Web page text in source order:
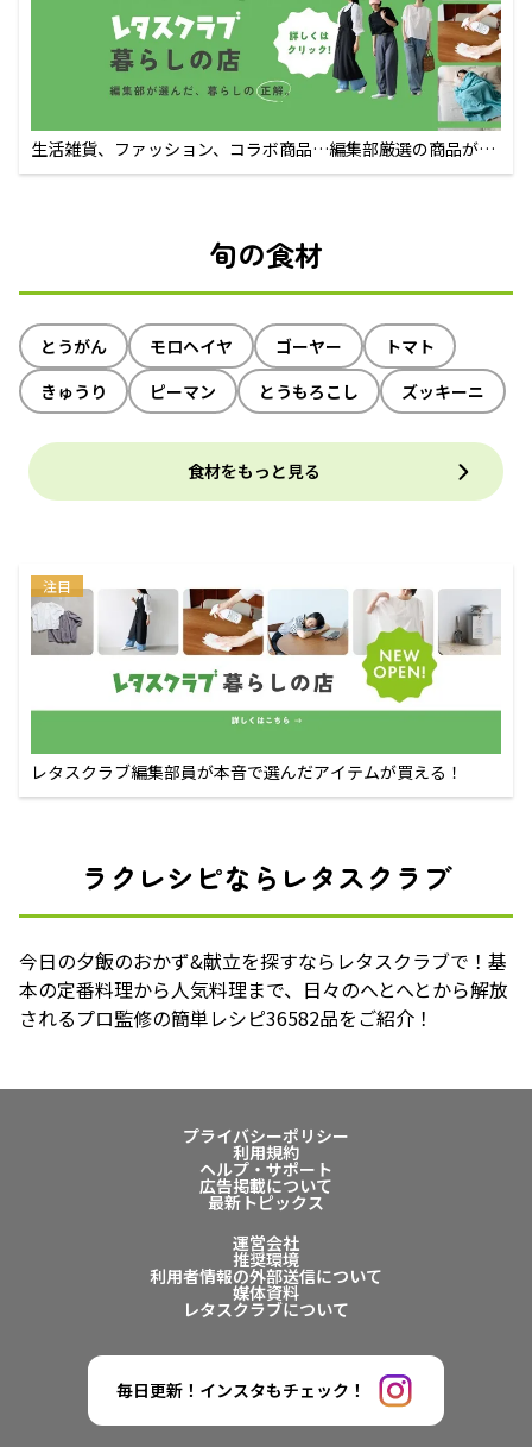
生活雑貨、ファッション、コラボ商品…編集部厳選の商品が買
えるECサイト
旬の食材
とうがん モロヘイヤ ゴーヤー
トマト
きゅうり
ピーマン とうもろこし ズッキーニ
食材をもっと見る
注目
レタスクラブ編集部員が本音で選んだアイテムが買える！
ラクレシピならレタスクラブ
今日の夕飯のおかず&献立を探すならレタスクラブで！基
本の定番料理から人気料理まで、日々のへとへとから解放
されるプロ監修の簡単レシピ36582品をご紹介！
プライバシーポリシー
利用規約
ヘルプ・サポート
広告掲載について
最新トピックス
運営会社
推奨環境
利用者情報の外部送信について
媒体資料
レタスクラブについて
毎日更新！インスタもチェック！